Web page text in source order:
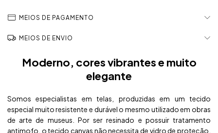
MEIOS DE PAGAMENTO
MEIOS DE ENVIO
Moderno, cores vibrantes e muito
elegante
Somos especialistas em telas, produzidas em um tecido
especial muito resistente e durável o mesmo utilizado em obras
de arte de museus. Por ser resinado e possuir tratamento
antimofo, o tecido canvas não necessita de vidro de proteção,